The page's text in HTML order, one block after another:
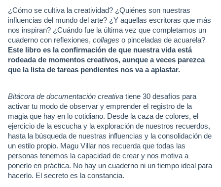
¿Cómo se cultiva la creatividad? ¿Quiénes son nuestras
influencias del mundo del arte? ¿Y aquellas escritoras que más
nos inspiran? ¿Cuándo fue la última vez que completamos un
cuaderno con reflexiones, collages o pinceladas de acuarela?
Este libro es la confirmación de que nuestra vida está
rodeada de momentos creativos, aunque a veces parezca
que la lista de tareas pendientes nos va a aplastar.
Bitácora de documentación creativa tiene 30 desafíos para
activar tu modo de observar y emprender el registro de la
magia que hay en lo cotidiano. Desde la caza de colores, el
ejercicio de la escucha y la exploración de nuestros recuerdos,
hasta la búsqueda de nuestras influencias y la consolidación de
un estilo propio. Magu Villar nos recuerda que todas las
personas tenemos la capacidad de crear y nos motiva a
ponerlo en práctica. No hay un cuaderno ni un tiempo ideal para
hacerlo. El secreto es la constancia.